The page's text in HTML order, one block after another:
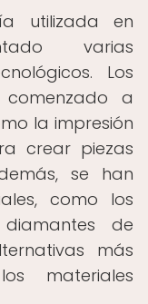
utilizada en
varias
Los
a
la impresión
crear piezas
se han
como los
de
más
materiales